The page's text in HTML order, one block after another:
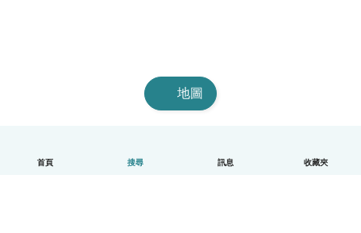
首頁 搜尋 訊息 收藏夾
地圖